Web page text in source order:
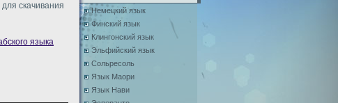
скачивания
языка
Немецкий язык
Финский язык
Клингонский язык
Эльфийский язык
Сольресоль
Язык Маори
Язык Нави